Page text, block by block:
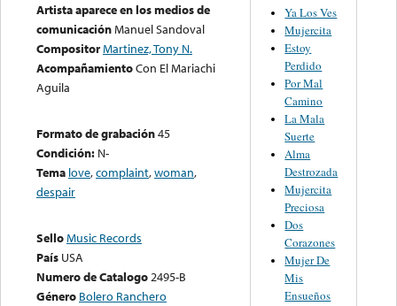
Artista aparece en los medios de
comunicaciónManuel Sandoval
CompositorMartinez, Tony N.
AcompañamientoCon El Mariachi
Aguila
Formato de grabación45
Condición: N-
Tema love,complaint,woman,
despair
SelloMusic Records
País USA
Numero de Catalogo2495-B
Género Bolero Ranchero
Ya Los Ves
Mujercita
Estoy
Perdido
Por Mal
Camino
La Mala
Suerte
Alma
Destrozada
Mujercita
Preciosa
Dos
Corazones
Mujer De
Mis
Ensueños